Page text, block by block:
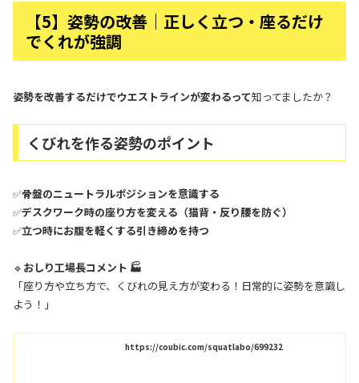
【5】姿勢の改善｜正しく立つ・座るだけ
でくれが強調
姿勢を改善するだけでウエストラインが変わるって知ってましたか？
くびれを作る姿勢のポイント
✅骨盤のニュートラルポジションを意識する
✅デスクワーク時の座り方を変える（猫背・反り腰を防ぐ）
✅立つ時にお腹を軽くする引き締めを持つ
🔹 おしり工場長コメント 🏭
「座り方や立ち方で、くびれの見え方が変わる！日常的に姿勢を意識し
よう！」
https://coubic.com/squatlabo/699232